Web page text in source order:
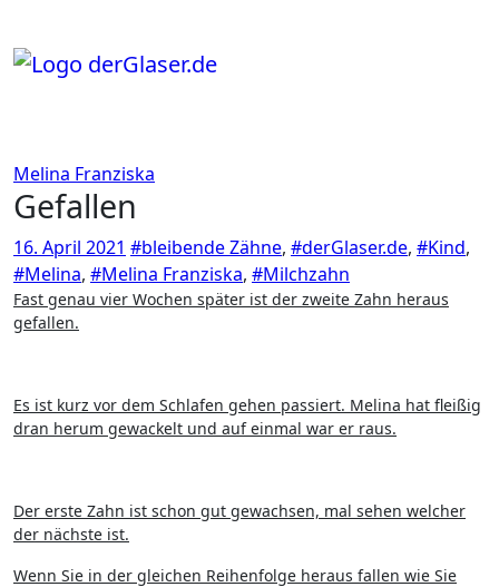
springen
Melina Franziska
Gefallen
16. April 2021 #bleibende Zähne, #derGlaser.de, #Kind,
#Melina, #Melina Franziska, #Milchzahn
Fast genau vier Wochen später ist der zweite Zahn heraus
gefallen.
Es ist kurz vor dem Schlafen gehen passiert. Melina hat fleißig
dran herum gewackelt und auf einmal war er raus.
Der erste Zahn ist schon gut gewachsen, mal sehen welcher
der nächste ist.
Wenn Sie in der gleichen Reihenfolge heraus fallen wie Sie